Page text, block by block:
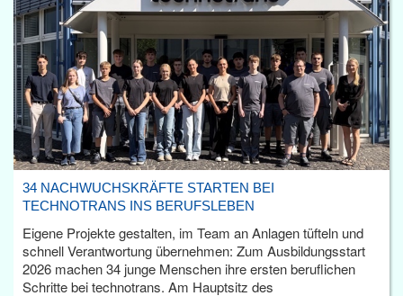
34 NACHWUCHSKRÄFTE STARTEN BEI
TECHNOTRANS INS BERUFSLEBEN
Eigene Projekte gestalten, im Team an Anlagen tüfteln und
schnell Verantwortung übernehmen: Zum Ausbildungsstart
2026 machen 34 junge Menschen ihre ersten beruflichen
Schritte bei technotrans. Am Hauptsitz des